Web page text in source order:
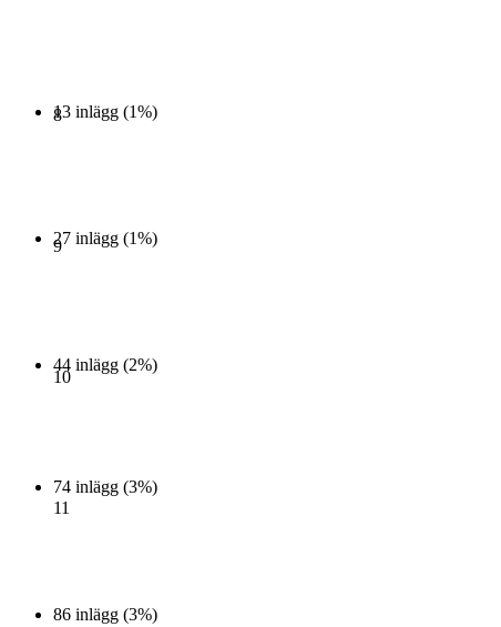
13 inlägg (1%)
8
27 inlägg (1%)
9
44 inlägg (2%)
10
74 inlägg (3%)
11
86 inlägg (3%)